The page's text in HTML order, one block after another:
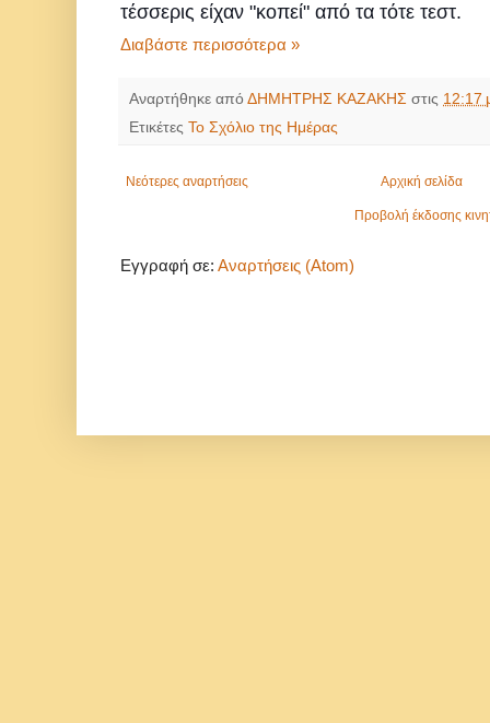
τέσσερις είχαν "κοπεί" από τα τότε τεστ.
Διαβάστε περισσότερα »
Αναρτήθηκε από ΔΗΜΗΤΡΗΣ ΚΑΖΑΚΗΣ στις 12:17
Ετικέτες Το Σχόλιο της Ημέρας
Νεότερες αναρτήσεις Αρχική σελίδα
Προβολή έκδοσης
Εγγραφή σε: Αναρτήσεις (Atom)